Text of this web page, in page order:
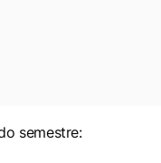
semestre: